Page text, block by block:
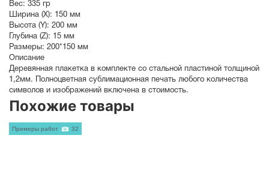
Вес: 335 гр
Ширина (X): 150 мм
Высота (Y): 200 мм
Глубина (Z): 15 мм
Размеры: 200*150 мм
Описание
Деревянная плакетка в комплекте со стальной пластиной толщиной
1,2мм. Полноцветная сублимационная печать любого количества
символов и изображений включена в стоимость.
Похожие товары
Примеры работ 32